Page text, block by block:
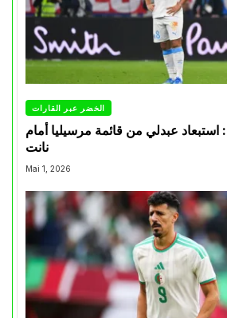
الخضر عبر القارات
عبدلي من قائمة مرسيليا أمام
نانت
Mai 1, 2026